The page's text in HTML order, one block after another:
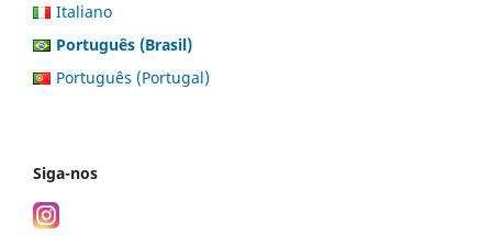
Italiano
Português (Brasil)
Português (Portugal)
Siga-nos